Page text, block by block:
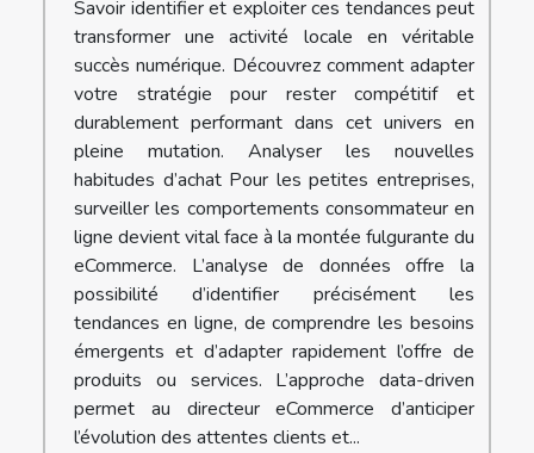
Savoir identifier et exploiter ces tendances peut
transformer une activité locale en véritable
succès numérique. Découvrez comment adapter
votre stratégie pour rester compétitif et
durablement performant dans cet univers en
pleine mutation. Analyser les nouvelles
habitudes d’achat Pour les petites entreprises,
surveiller les comportements consommateur en
ligne devient vital face à la montée fulgurante du
eCommerce. L’analyse de données offre la
possibilité d’identifier précisément les
tendances en ligne, de comprendre les besoins
émergents et d’adapter rapidement l’offre de
produits ou services. L’approche data-driven
permet au directeur eCommerce d’anticiper
l’évolution des attentes clients et...